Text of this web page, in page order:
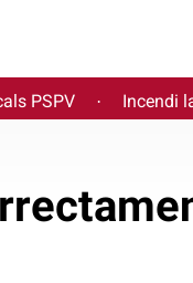
PSPV · Incendi